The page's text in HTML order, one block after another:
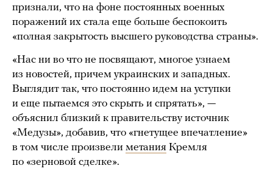
признали, что на фоне постоянных военных
поражений их стала еще больше беспокоить
«полная закрытость высшего руководства страны».
«Нас ни во что не посвящают, многое узнаем
из новостей, причем украинских и западных.
Выглядит так, что постоянно идем на уступки
и еще пытаемся это скрыть и спрятать», —
объяснил близкий к правительству источник
«Медузы», добавив, что «гнетущее впечатление»
в том числе произвели метания Кремля
по «зерновой сделке».